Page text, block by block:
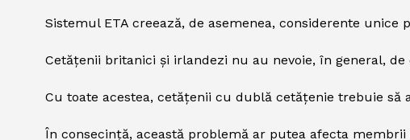
Sistemul ETA creează, de asemenea, considerente unice
Cetățenii britanici și irlandezi nu au nevoie, în general, de
Cu toate acestea, cetățenii cu dublă cetățenie trebuie
În consecință, această problemă ar putea afecta